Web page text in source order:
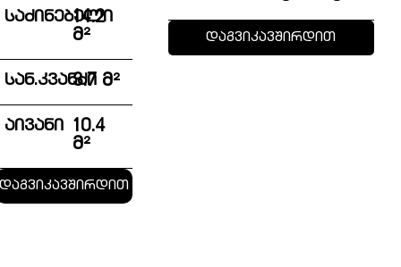
საძინებელი
14.2
მ²
სან.კვანძი3.7 მ²
აივანი
10.4
მ²
დაგვიკავშირდით